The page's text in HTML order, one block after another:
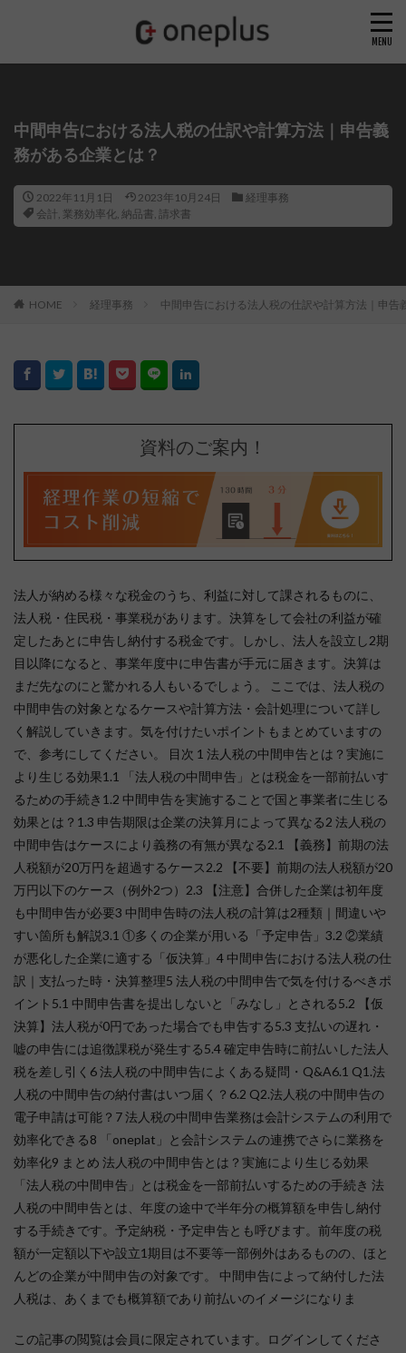
中間申告における法人税の仕訳や計算方法｜申告義
務がある企業とは？
2022年11月1日 2023年10月24日
経理事務
会計, 業務効率化, 納品書 , 請求書
HOME 経理事務 中間申告における法人税の仕訳や計算方法｜申告
資料のご案内！
法人が納める様々な税金のうち、利益に対して課されるものに、
法人税・住民税・事業税があります。決算をして会社の利益が確
定したあとに申告し納付する税金です。しかし、法人を設立し2期
目以降になると、事業年度中に申告書が手元に届きます。決算は
まだ先なのにと驚かれる人もいるでしょう。 ここでは、法人税の
中間申告の対象となるケースや計算方法・会計処理について詳し
く解説していきます。気を付けたいポイントもまとめていますの
で、参考にしてください。 目次 1 法人税の中間申告とは？実施に
より生じる効果1.1 「法人税の中間申告」とは税金を一部前払いす
るための手続き1.2 中間申告を実施することで国と事業者に生じる
効果とは？1.3 申告期限は企業の決算月によって異なる2 法人税の
中間申告はケースにより義務の有無が異なる2.1 【義務】前期の法
人税額が20万円を超過するケース2.2 【不要】前期の法人税額が20
万円以下のケース（例外2つ）2.3 【注意】合併した企業は初年度
も中間申告が必要3 中間申告時の法人税の計算は2種類｜間違いや
すい箇所も解説3.1 ①多くの企業が用いる「予定申告」3.2 ②業績
が悪化した企業に適する「仮決算」4 中間申告における法人税の仕
訳｜支払った時・決算整理5 法人税の中間申告で気を付けるべきポ
イント5.1 中間申告書を提出しないと「みなし」とされる5.2 【仮
決算】法人税が0円であった場合でも申告する5.3 支払いの遅れ・
嘘の申告には追徴課税が発生する5.4 確定申告時に前払いした法人
税を差し引く6 法人税の中間申告によくある疑問・Q&A6.1 Q1.法
人税の中間申告の納付書はいつ届く？6.2 Q2.法人税の中間申告の
電子申請は可能？7 法人税の中間申告業務は会計システムの利用で
効率化できる8 「oneplat」と会計システムの連携でさらに業務を
効率化9 まとめ 法人税の中間申告とは？実施により生じる効果
「法人税の中間申告」とは税金を一部前払いするための手続き 法
人税の中間申告とは、年度の途中で半年分の概算額を申告し納付
する手続きです。予定納税・予定申告とも呼びます。前年度の税
額が一定額以下や設立1期目は不要等一部例外はあるものの、ほと
んどの企業が中間申告の対象です。 中間申告によって納付した法
人税は、あくまでも概算額であり前払いのイメージになりま
この記事の閲覧は会員に限定されています。ログインしてくださ